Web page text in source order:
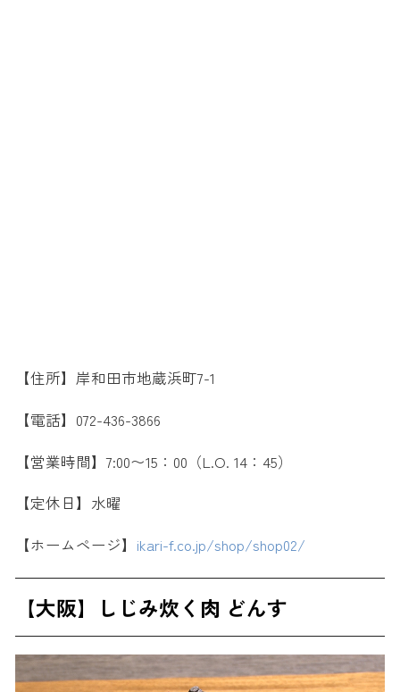
【住所】岸和田市地蔵浜町7-1
【電話】072-436-3866
【営業時間】7:00〜15：00（L.O. 14：45）
【定休日】水曜
【ホームページ】 ikari-f.co.jp/shop/shop02/
【大阪】しじみ炊く肉 どんす